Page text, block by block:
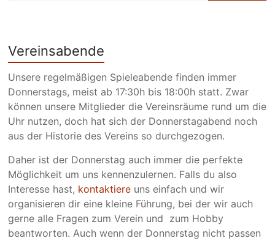
Vereinsabende
Unsere regelmäßigen Spieleabende finden immer
Donnerstags, meist ab 17:30h bis 18:00h statt. Zwar
können unsere Mitglieder die Vereinsräume rund um die
Uhr nutzen, doch hat sich der Donnerstagabend noch
aus der Historie des Vereins so durchgezogen.
Daher ist der Donnerstag auch immer die perfekte
Möglichkeit um uns kennenzulernen. Falls du also
Interesse hast, kontaktiere uns einfach und wir
organisieren dir eine kleine Führung, bei der wir auch
gerne alle Fragen zum Verein und zum Hobby
beantworten. Auch wenn der Donnerstag nicht passen